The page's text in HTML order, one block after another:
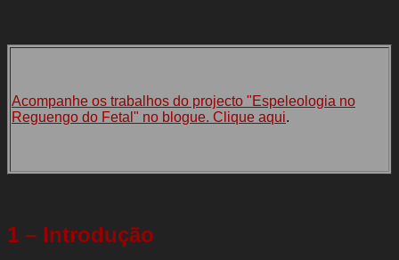
Acompanhe os trabalhos do projecto "Espeleologia no
Reguengo do Fetal" no blogue. Clique aqui.
1 – Introdução